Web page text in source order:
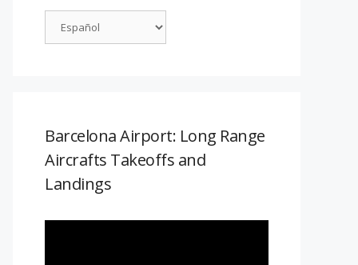
Barcelona Airport: Long Range
Aircrafts Takeoffs and
Landings